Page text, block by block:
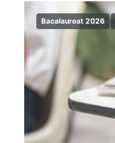
Bacalaureat 2026